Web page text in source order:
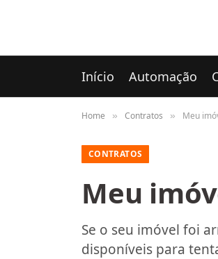
Início Automação
Home » Contratos » Meu
CONTRATOS
Meu
Se o seu imóvel foi
disponíveis para